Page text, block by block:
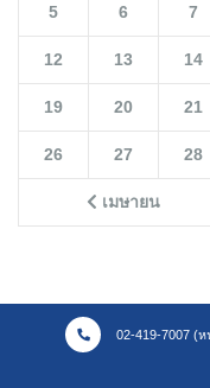
เมษายน
5 6 7
12 13 14
19 20 21
26 27 28
02-419-7007 (